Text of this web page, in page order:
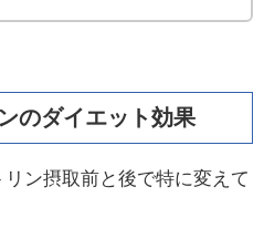
のダイエット効果
ン摂取前と後で特に変えて